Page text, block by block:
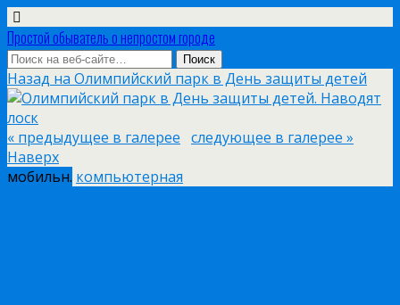
Простой обыватель о непростом городе
Назад на Олимпийский парк в День защиты детей
« предыдущее в галерее следующее в галерее »
Наверх
мобильн. компьютерная